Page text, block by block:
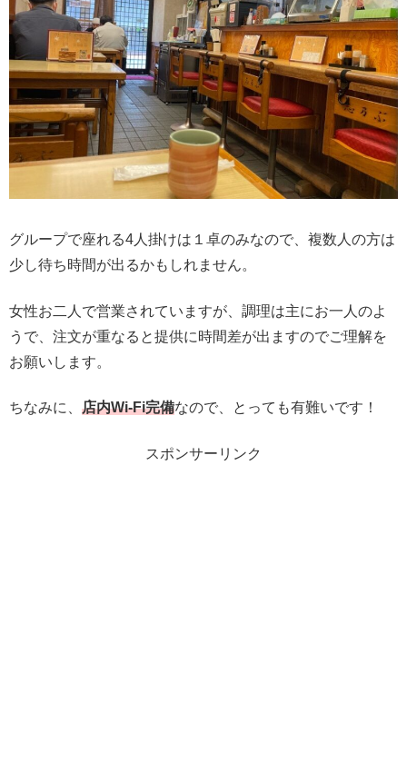
グループで座れる4人掛けは１卓のみなので、複数人の方は
少し待ち時間が出るかもしれません。
女性お二人で営業されていますが、調理は主にお一人のよ
うで、注文が重なると提供に時間差が出ますのでご理解を
お願いします。
ちなみに、 店内Wi-Fi完備なので、とっても有難いです！
スポンサーリンク